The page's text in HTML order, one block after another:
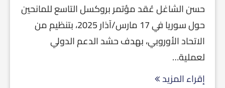
حسن الشاغل عُقد مؤتمر بروكسل التاسع للمانحين
حول سوريا في 17 مارس/آذار 2025، بتنظيم من
الاتحاد الأوروبي، بهدف حشد الدعم الدولي
لعملية…
إقراء المزيد